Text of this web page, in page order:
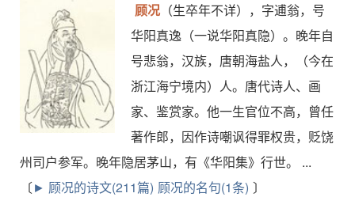
顾况 （生卒年不详），字逋翁，号
华阳真逸（一说华阳真隐）。晚年自
号悲翁，汉族，唐朝海盐人，（今在
浙江海宁境内）人。唐代诗人、画
家、鉴赏家。他一生官位不高，曾任
著作郎，因作诗嘲讽得罪权贵，贬饶
州司户参军。晚年隐居茅山，有《华阳集》行世。 ...
〔► 顾况的诗文(211篇) 顾况的名句(1条) 〕